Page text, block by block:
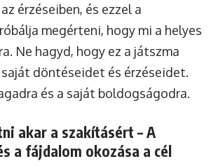
érzéseiben, és ezzel a
megérteni, hogy mi a helyes
Ne hagyd, hogy ez a játszma
döntéseidet és érzéseidet.
és a saját boldogságodra.
akar a szakításért – A
a fájdalom okozása a cél